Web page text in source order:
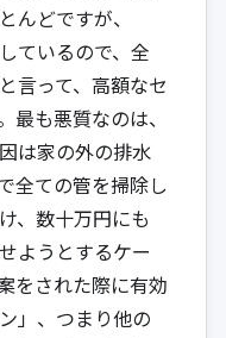
んどですが、
ているので、全
言って、高額なセ
最も悪質なのは、
は家の外の排水
全ての管を掃除し
、数十万円にも
ようとするケー
をされた際に有効
」、つまり他の